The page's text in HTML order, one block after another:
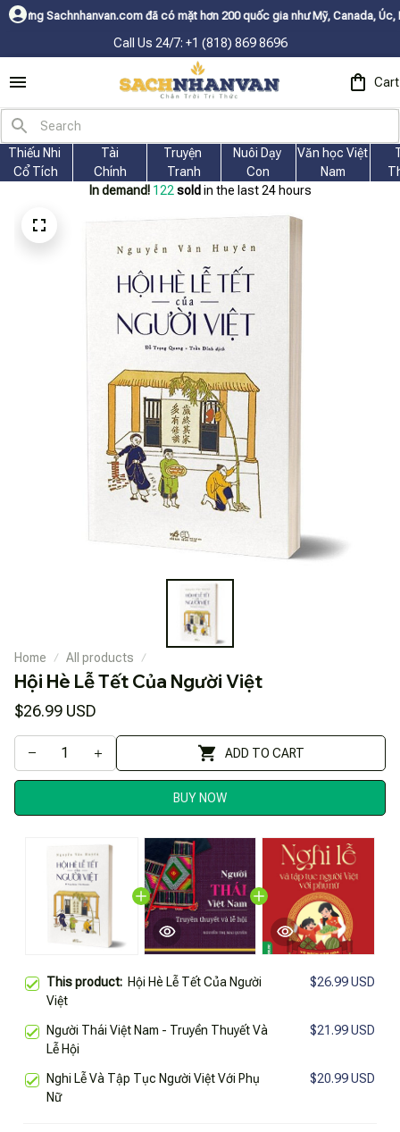
đã có mặt hơn 200 quốc gia như Mỹ, Canada, Úc, Nhật, Hàn, và các
Call Us 24/7: +1 (818) 869 8696
Cart
Thiếu Nhi
Cổ Tích
Tài
Chính
Truyện
Tranh
Nuôi Dạy
Con
Văn học Việt
Nam
In demand! 122 sold in the last 24 hours
Home All products
Hội Hè Lễ Tết Của Người Việt
$26.99 USD
ADD TO CART
BUY NOW
This product: Hội Hè Lễ Tết Của Người
Việt
$26.99 USD
Người Thái Việt Nam - Truyền Thuyết Và
Lễ Hội
$21.99 USD
Nghi Lễ Và Tập Tục Người Việt Với Phụ
Nữ
$20.99 USD